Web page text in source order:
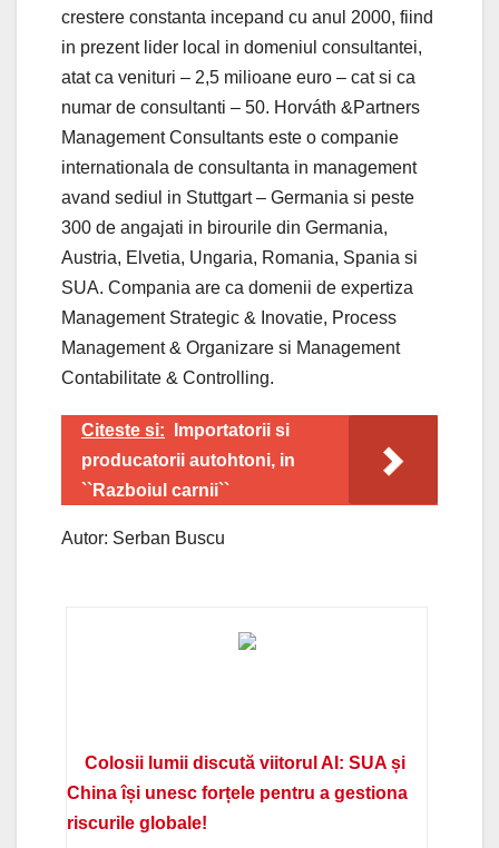
crestere constanta incepand cu anul 2000, fiind
in prezent lider local in domeniul consultantei,
atat ca venituri – 2,5 milioane euro – cat si ca
numar de consultanti – 50. Horváth &Partners
Management Consultants este o companie
internationala de consultanta in management
avand sediul in Stuttgart – Germania si peste
300 de angajati in birourile din Germania,
Austria, Elvetia, Ungaria, Romania, Spania si
SUA. Compania are ca domenii de expertiza
Management Strategic & Inovatie, Process
Management & Organizare si Management
Contabilitate & Controlling.
Citeste si:
Importatorii si
producatorii autohtoni, in
``Razboiul carnii``
Autor: Serban Buscu
Colosii lumii discută viitorul AI: SUA și
China își unesc forțele pentru a gestiona
riscurile globale!